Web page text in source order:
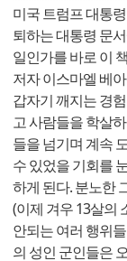
미국 트럼프 대통
퇴하는 대통령 문
일인가를 바로 이
저자 이스마엘 베
갑자기 깨지는 경
고 사람들을 학살
들을 넘기며 계속
수 있었을 기회를
하게 된다. 분노한
(이제 겨우 13살의
안되는 여러 행위
의 성인 군인들은